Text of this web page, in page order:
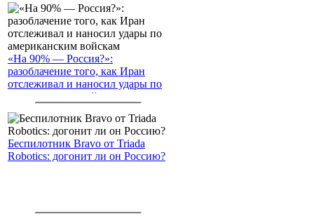
«На 90% — Россия?»:
разоблачение того, как Иран
отслеживал и наносил удары по
американским войскам
Беспилотник Bravo от Triada
Robotics: догонит ли он Россию?